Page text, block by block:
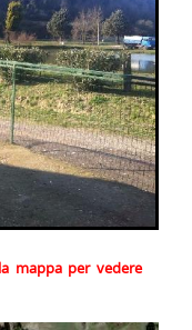
mappa per vedere